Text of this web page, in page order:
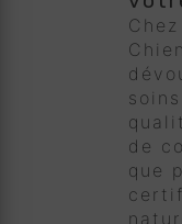
de
que